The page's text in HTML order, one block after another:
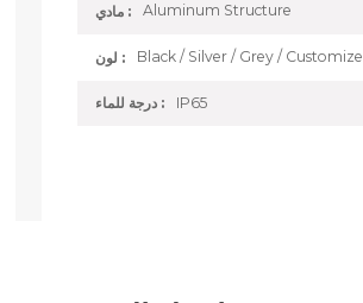
مادي : Aluminum Structure
لون : Black / Silver / Grey / Customize
درجة للماء : IP65